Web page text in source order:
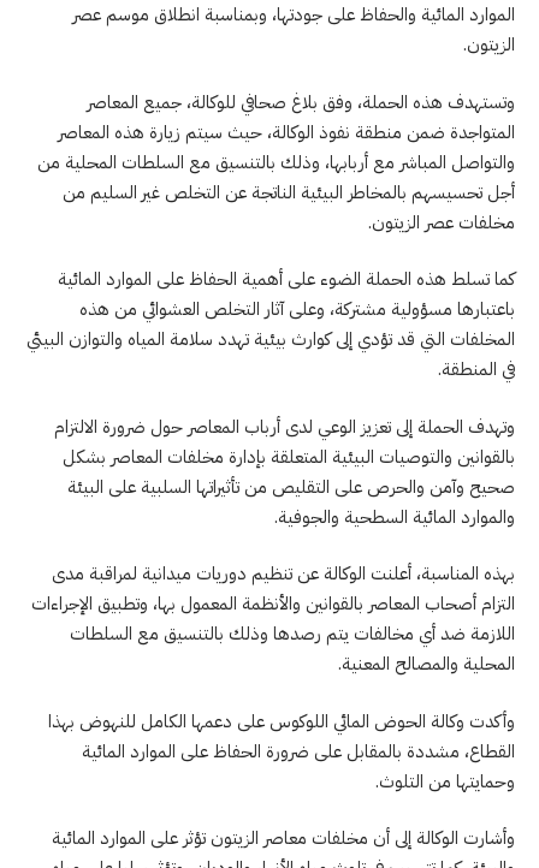
الموارد المائية والحفاظ على جودتها، وبمناسبة انطلاق موسم عصر
الزيتون.
وتستهدف هذه الحملة، وفق بلاغ صحافي للوكالة، جميع المعاصر
المتواجدة ضمن منطقة نفوذ الوكالة، حيث سيتم زيارة هذه المعاصر
والتواصل المباشر مع أربابها، وذلك بالتنسيق مع السلطات المحلية من
أجل تحسيسهم بالمخاطر البيئية الناتجة عن التخلص غير السليم من
مخلفات عصر الزيتون.
كما تسلط هذه الحملة الضوء على أهمية الحفاظ على الموارد المائية
باعتبارها مسؤولية مشتركة، وعلى آثار التخلص العشوائي من هذه
المخلفات التي قد تؤدي إلى كوارث بيئية تهدد سلامة المياه والتوازن البيئي
في المنطقة.
وتهدف الحملة إلى تعزيز الوعي لدى أرباب المعاصر حول ضرورة الالتزام
بالقوانين والتوصيات البيئية المتعلقة بإدارة مخلفات المعاصر بشكل
صحيح وآمن والحرص على التقليص من تأثيراتها السلبية على البيئة
والموارد المائية السطحية والجوفية.
بهذه المناسبة، أعلنت الوكالة عن تنظيم دوريات ميدانية لمراقبة مدى
التزام أصحاب المعاصر بالقوانين والأنظمة المعمول بها، وتطبيق الإجراءات
اللازمة ضد أي مخالفات يتم رصدها وذلك بالتنسيق مع السلطات
المحلية والمصالح المعنية.
وأكدت وكالة الحوض المائي اللوكوس على دعمها الكامل للنهوض بهذا
القطاع، مشددة بالمقابل على ضرورة الحفاظ على الموارد المائية
وحمايتها من التلوث.
وأشارت الوكالة إلى أن مخلفات معاصر الزيتون تؤثر على الموارد المائية